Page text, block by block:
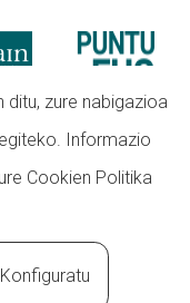
zure nabigazioa
Informazio
Cookien Politika
Konfiguratu